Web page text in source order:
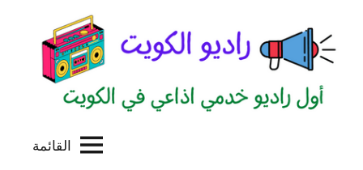
المحتوى
القائمة